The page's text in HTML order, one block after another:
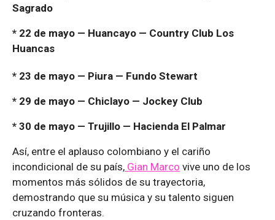
Sagrado
* 22 de mayo — Huancayo — Country Club Los
Huancas
* 23 de mayo — Piura — Fundo Stewart
* 29 de mayo — Chiclayo — Jockey Club
* 30 de mayo — Trujillo — Hacienda El Palmar
Así, entre el aplauso colombiano y el cariño
incondicional de su país, Gian Marco vive uno de los
momentos más sólidos de su trayectoria,
demostrando que su música y su talento siguen
cruzando fronteras.